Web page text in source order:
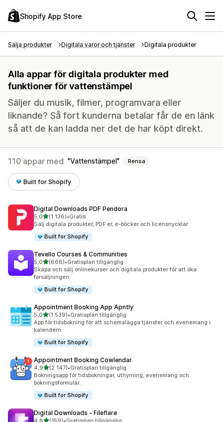
Shopify App Store
Sälja produkter Digitala varor och tjänster Digitala produkter
Alla appar för digitala produkter med
funktioner för vattenstämpel
Säljer du musik, filmer, programvara eller
liknande? Så fort kunderna betalar får de en länk
så att de kan ladda ner det de har köpt direkt.
110 appar med Vattenstämpel Rensa
Built for Shopify
Digital Downloads PDF Pendora
5,0av 5 stjärnor
(1 136)
1136 recensioner totalt
•Gratis
Sälj digitala produkter, PDF:er, e-böcker och licensnycklar
Built for Shopify
Tevello Courses & Communities
5,0av 5 stjärnor
(666)
666 recensioner totalt
•Gratisplan tillgänglig
Skapa och sälj onlinekurser och digitala produkter för att öka
försäljningen
Built for Shopify
Appointment Booking App Apntly
5,0av 5 stjärnor
(1 539)
1539 recensioner totalt
•Gratisplan tillgänglig
App för tidsbokning för att schemalägga tjänster och evenemang i
kalendern
Built for Shopify
Appointment Booking Cowlendar
4,9av 5 stjärnor
(2 147)
2147 recensioner totalt
•Gratisplan tillgänglig
Bokningsapp för tidsbokningar, uthyrning, evenemang och
bokningsformulär.
Built for Shopify
Digital Downloads ‑ Fileflare
4,8av 5 stjärnor
(159)•Gratisplan tillgänglig